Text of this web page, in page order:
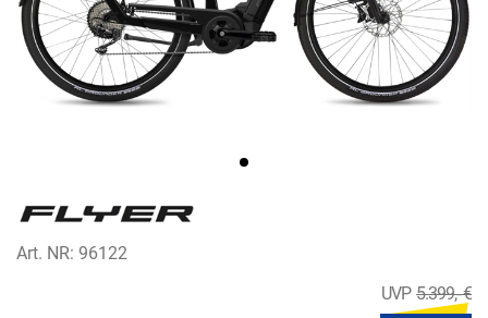
Art. NR: 96122
5.399,- €